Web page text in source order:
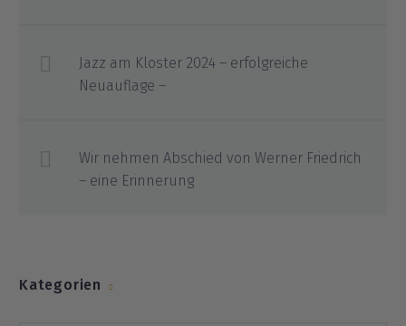
Jazz am Kloster 2024 – erfolgreiche
Neuauflage –
Wir nehmen Abschied von Werner Friedrich
– eine Erinnerung
Kategorien